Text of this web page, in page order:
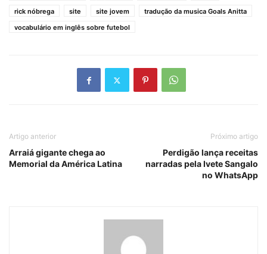
rick nóbrega
site site jovem
tradução da musica Goals Anitta
vocabulário em inglês sobre futebol
Artigo anterior
Arraiá gigante chega ao
Memorial da América Latina
Próximo artigo
Perdigão lança receitas
narradas pela Ivete Sangalo
no WhatsApp